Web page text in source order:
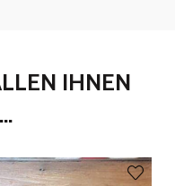
IHNEN